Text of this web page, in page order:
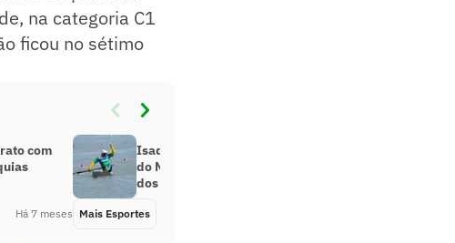
na categoria C1
ficou no sétimo
com
Há 7 meses
Isaquias Queiroz é ouro na Copa
do Mundo de canoagem; veja dia
dos brasileiros
Mais Esportes